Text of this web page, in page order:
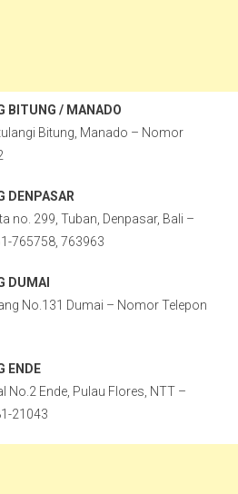
BITUNG / MANADO
Bitung, Manado – Nomor
DENPASAR
no. 299, Tuban, Denpasar, Bali –
765758, 763963
DUMAI
No.131 Dumai – Nomor Telepon
ENDE
No.2 Ende, Pulau Flores, NTT –
21043